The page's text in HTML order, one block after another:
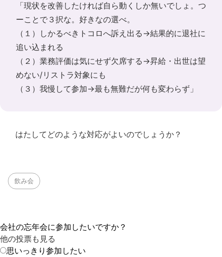
「現状を改善したければ自ら動くしか無いでしょ。つ
ーことで３択な。好きなの選べ。
（１）しかるべきトコロへ訴え出る→結果的に退社に
追い込まれる
（２）業務評価は気にせず欠席する→昇給・出世は望
めない/リストラ対象にも
（３）我慢して参加→最も無難だが何も変わらず」
はたしてどのような対応がよいのでしょうか？
飲み会
会社の忘年会に参加したいですか？
他の投票も見る
思いっきり参加したい